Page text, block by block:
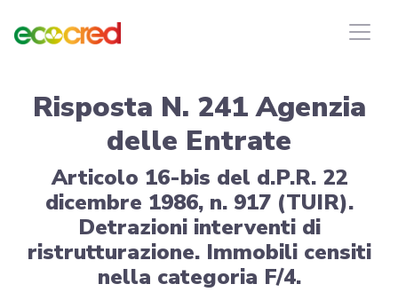
Risposta N. 241 Agenzia
delle Entrate
Articolo 16-bis del d.P.R. 22
dicembre 1986, n. 917 (TUIR).
Detrazioni interventi di
ristrutturazione. Immobili censiti
nella categoria F/4.